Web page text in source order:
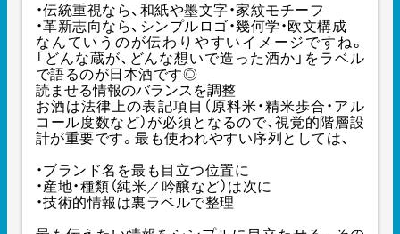
・伝統重視なら、和紙や墨文字・家紋モチーフ
・革新志向なら、シンプルロゴ・幾何学・欧文構成
なんていうのが伝わりやすいイメージですね。
「どんな蔵が、どんな想いで造った酒か」をラベル
で語るのが日本酒です◎
読ませる情報のバランスを調整
お酒は法律上の表記項目（原料米・精米歩合・アル
コール度数など）が必須となるので、視覚的階層設
計が重要です。最も使われやすい序列としては、
・ブランド名を最も目立つ位置に
・産地・種類（純米／吟醸など）は次に
・技術的情報は裏ラベルで整理